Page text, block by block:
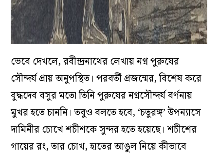
ভেবে দেখলে, রবীন্দ্রনাথের লেখায় নগ্ন পুরুষের
সৌন্দর্য প্রায় অনুপস্থিত। পরবর্তী প্রজন্মের, বিশেষ করে
বুদ্ধদেব বসুর মতো তিনি পুরুষের নগ্নসৌন্দর্য বর্ণনায়
মুখর হতে চাননি। তবুও বলতে হবে, ‘চতুরঙ্গ’ উপন্যাসে
দামিনীর চোখে শচীশকে সুন্দর হতে হয়েছে। শচীশের
গায়ের রং, তার চোখ, হাতের আঙুল নিয়ে কীভাবে